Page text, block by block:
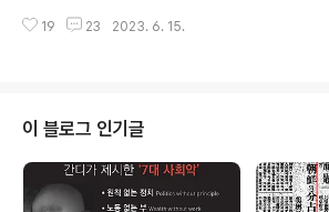
분(?)에 36년간 식민통치가 가능했던 것이다. 식민지시대
그리고 헌법 강의가 끝나면 철학 강의 10회를 기획해 강의
함께 합시다- '우리헌법읽기국민운동 회원가입...!'==>>동
참하러 가기 손바닥헌법책 선물하기 운동 ==>> 한 권에 5
00원... 헌법책 주문하러 가기 생각비행 출판사가 발간한
신간입니다 '살림터' 출판사가 발간한 신간입니다
19 23 2023. 6. 15.
이 블로그 인기글